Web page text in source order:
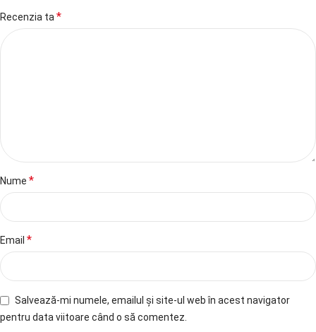
Recenzia ta *
Nume *
Email *
Salvează-mi numele, emailul și site-ul web în acest navigator
pentru data viitoare când o să comentez.